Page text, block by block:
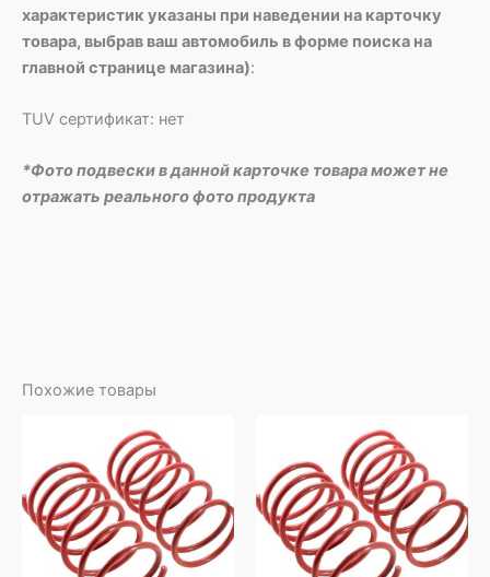
характеристик указаны при наведении на карточку
товара, выбрав ваш автомобиль в форме поиска на
главной странице магазина):
TUV сертификат: нет
*Фото подвески в данной карточке товара может не
отражать реального фото продукта
Похожие товары